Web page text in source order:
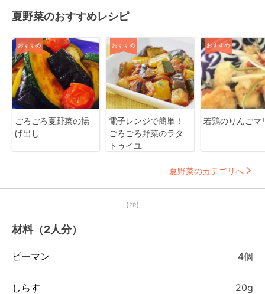
夏野菜のおすすめレシピ
おすすめ
ごろごろ夏野菜の揚
げ出し
おすすめ
電子レンジで簡単！
ごろごろ野菜のラタ
トゥイユ
おすすめ
若鶏のりんごマ
夏野菜のカテゴリへ
【PR】
材料（2人分）
ピーマン 4個
しらす 20g